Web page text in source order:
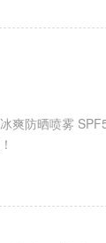
爽防晒喷雾